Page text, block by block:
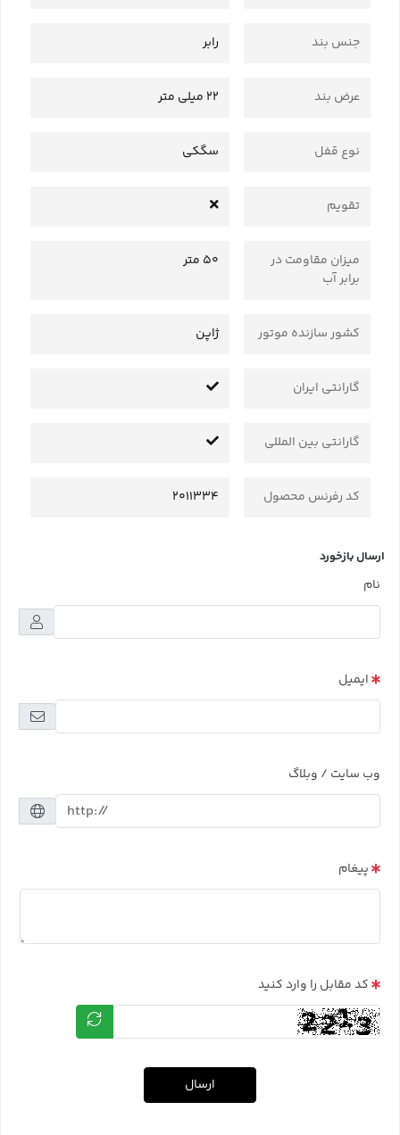
جنس بند رابر
عرض بند 22 میلی متر
نوع قفل سگکی
تقویم
میزان مقاومت در
برابر آب
50 متر
کشور سازنده موتور ژاپن
گارانتی ایران
گارانتی بین المللی
کد رفرنس محصول 2011334
ارسال بازخورد
نام
ایمیل
وب سایت / وبلاگ
پیغام
کد مقابل را وارد کنید
ارسال